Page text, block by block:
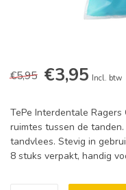
€5,95 €3,95 Incl. btw
TePe Interdentale
ruimtes tussen de
tandvlees. Stevig in
8 stuks verpakt, handig